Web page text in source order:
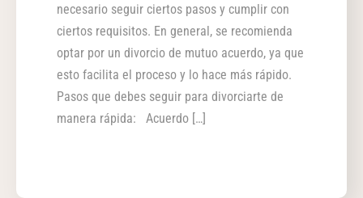
necesario seguir ciertos pasos y cumplir con
ciertos requisitos. En general, se recomienda
optar por un divorcio de mutuo acuerdo, ya que
esto facilita el proceso y lo hace más rápido.
Pasos que debes seguir para divorciarte de
manera rápida: Acuerdo […]